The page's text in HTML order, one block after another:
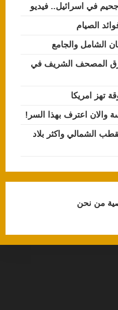
في اسرائيل.. فيديو
الصيام
الشامل والجامع
المصحف الشريف في
تهز امريكا
الشمالي واكثر بلاد
من نحن